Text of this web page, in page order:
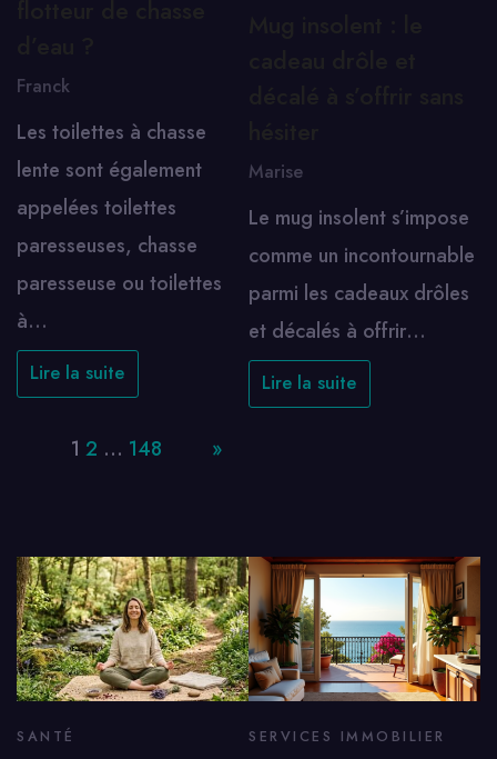
Franck
Les toilettes à chasse
lente sont également
appelées toilettes
paresseuses, chasse
paresseuse ou toilettes
à…
Lire la suite
Marise
Le mug insolent s’impose
comme un incontournable
parmi les cadeaux drôles
et décalés à offrir…
Lire la suite
1 2 … 148 »
SANTÉ SERVICES IMMOBILIER